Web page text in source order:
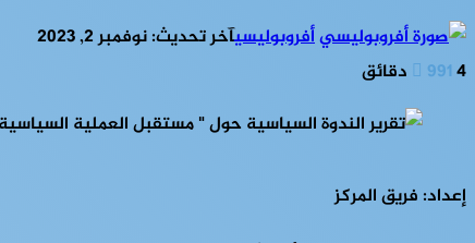
أفروبوليسيآخر تحديث: نوفمبر 2, 2023
9914 دقائق
إعداد: فريق المركز